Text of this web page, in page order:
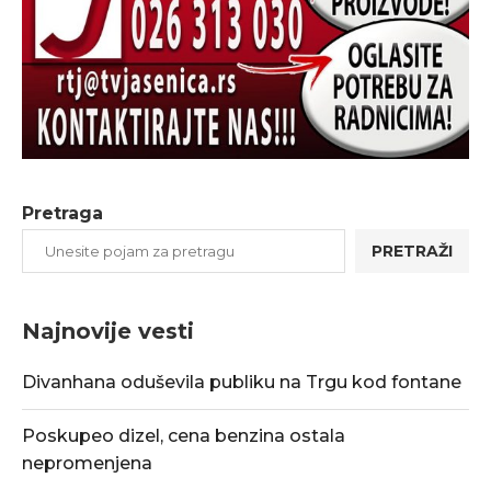
Pretraga
PRETRAŽI
Najnovije vesti
Divanhana oduševila publiku na Trgu kod fontane
Poskupeo dizel, cena benzina ostala
nepromenjena